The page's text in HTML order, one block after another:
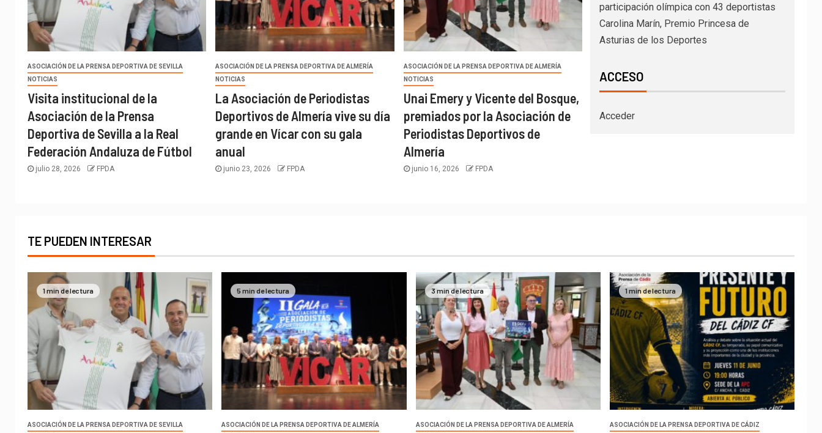
ASOCIACIÓN DE LA PRENSA DEPORTIVA DE SEVILLA
NOTICIAS
Visita institucional de la
Asociación de la Prensa
Deportiva de Sevilla a la Real
Federación Andaluza de Fútbol
julio 28, 2026 FPDA
ASOCIACIÓN DE LA PRENSA DEPORTIVA DE ALMERÍA
NOTICIAS
La Asociación de Periodistas
Deportivos de Almería vive su día
grande en Vícar con su gala
anual
junio 23, 2026 FPDA
ASOCIACIÓN DE LA PRENSA DEPORTIVA DE ALMERÍA
NOTICIAS
Unai Emery y Vicente del Bosque,
premiados por la Asociación de
Periodistas Deportivos de
Almería
junio 16, 2026 FPDA
participación olímpica con 43 deportistas
Carolina Marín, Premio Princesa de
Asturias de los Deportes
ACCESO
Acceder
TE PUEDEN INTERESAR
1 min de lectura
ASOCIACIÓN DE LA PRENSA DEPORTIVA DE SEVILLA
5 min de lectura
ASOCIACIÓN DE LA PRENSA DEPORTIVA DE ALMERÍA
3 min de lectura
ASOCIACIÓN DE LA PRENSA DEPORTIVA DE ALMERÍA
1 min de lectura
ASOCIACIÓN DE LA PRENSA DEPORTIVA DE CÁDIZ